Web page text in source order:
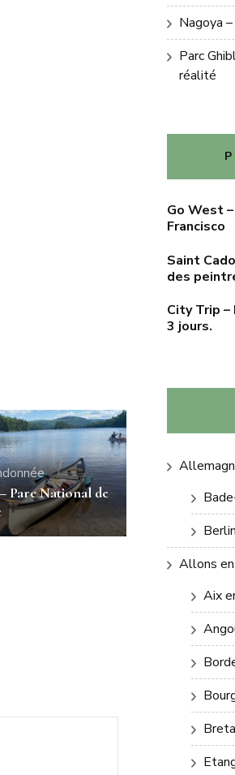
Parc National de
Nagoya
Parc
réalité
Go West
Francisco
Saint
des
City Trip –
3 jours.
Berlin
Allons en
Aix